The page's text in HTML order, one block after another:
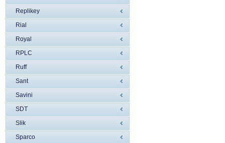
Replikey
Rial
Royal
RPLC
Ruff
Sant
Savini
SDT
Slik
Sparco